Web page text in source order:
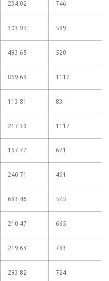
234.02 746
303.94 539
493.65 520
859.63 1112
113.81 83
217.39 1117
157.77 621
240.71 461
633.46 545
210.47 665
219.63 783
293.82 724